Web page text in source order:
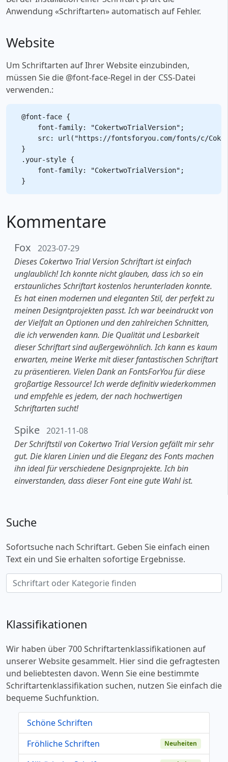
Anwendung «‎Schriftarten» automatisch auf Fehler.
Website
Um Schriftarten auf Ihrer Website einzubinden,
müssen Sie die @font-face-Regel in der CSS-Datei
verwenden.:
@font-face {
    font-family: "CokertwoTrialVersion";
src: url("https://fontsforyou.com/fonts/c/
}
.your-style {
    font-family: "CokertwoTrialVersion";
Kommentare
Fox
2023-07-29
Dieses Cokertwo Trial Version Schriftart ist einfach
unglaublich! Ich konnte nicht glauben, dass ich so ein
erstaunliches Schriftart kostenlos herunterladen konnte.
Es hat einen modernen und eleganten Stil, der perfekt zu
meinen Designtprojekten passt. Ich war beeindruckt von
der Vielfalt an Optionen und den zahlreichen Schnitten,
die ich verwenden kann. Die Qualität und Lesbarkeit
dieser Schriftart sind außergewöhnlich. Ich kann es kaum
erwarten, meine Werke mit dieser fantastischen Schriftart
zu präsentieren. Vielen Dank an FontsForYou für diese
großartige Ressource! Ich werde definitiv wiederkommen
und empfehle es jedem, der nach hochwertigen
Schriftarten sucht!
Spike 2021-11-08
Der Schriftstil von Cokertwo Trial Version gefällt mir sehr
gut. Die klaren Linien und die Eleganz des Fonts machen
ihn ideal für verschiedene Designprojekte. Ich bin
einverstanden, dass dieser Font eine gute Wahl ist.
Suche
Sofortsuche nach Schriftart. Geben Sie einfach einen
Text ein und Sie erhalten sofortige Ergebnisse.
Klassifikationen
Wir haben über 700 Schriftartenklassifikationen auf
unserer Website gesammelt. Hier sind die gefragtesten
und beliebtesten davon. Wenn Sie eine bestimmte
Schriftartenklassifikation suchen, nutzen Sie einfach die
bequeme Suchfunktion.
Schöne Schriften
Fröhliche Schriften
Neuheiten